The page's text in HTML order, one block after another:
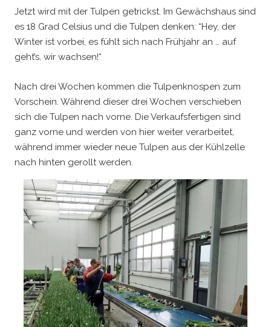
Jetzt wird mit der Tulpen getrickst. Im Gewächshaus sind
es 18 Grad Celsius und die Tulpen denken: “Hey, der
Winter ist vorbei, es fühlt sich nach Frühjahr an … auf
geht’s, wir wachsen!“
Nach drei Wochen kommen die Tulpenknospen zum
Vorschein. Während dieser drei Wochen verschieben
sich die Tulpen nach vorne. Die Verkaufsfertigen sind
ganz vorne und werden von hier weiter verarbeitet,
während immer wieder neue Tulpen aus der Kühlzelle
nach hinten gerollt werden.